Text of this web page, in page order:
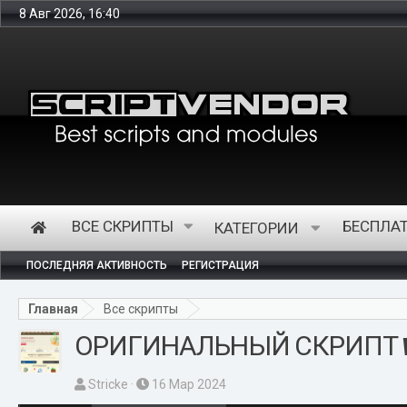
8 Авг 2026, 16:40
ВСЕ СКРИПТЫ КАТЕГОРИИ
ПОСЛЕДНЯЯ АКТИВНОСТЬ РЕГИСТРАЦИЯ
Главная Все скрипты
ОРИГИНАЛЬНЫЙ СКРИПТ
А
Stricke
Д
16 Мар 2024